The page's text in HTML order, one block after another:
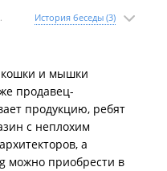
История беседы (3)
кошки и мышки
продавец-
продукцию, ребят
с неплохим
а
можно приобрести в